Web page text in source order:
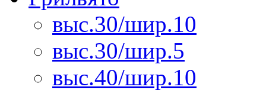
выс.30/шир.10
выс.30/шир.5
выс.40/шир.10